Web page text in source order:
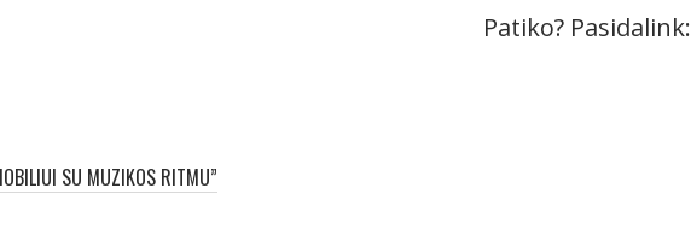
Patiko? Pasidalink:
SU MUZIKOS RITMU”